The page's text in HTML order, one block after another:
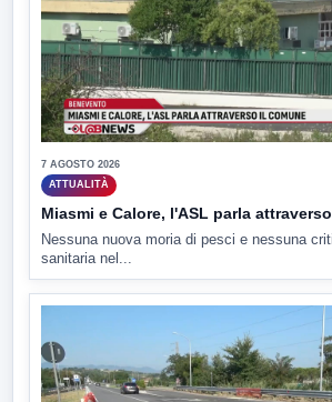
7 AGOSTO 2026
ATTUALITÀ
Miasmi e Calore, l'ASL parla
Nessuna nuova moria di pesci e nessuna
sanitaria nel...